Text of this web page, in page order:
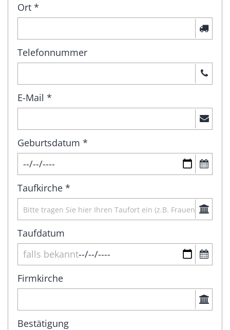
Ort *
Telefonnummer
E-Mail *
Geburtsdatum *
Taufkirche *
Taufdatum
Firmkirche
Bestätigung